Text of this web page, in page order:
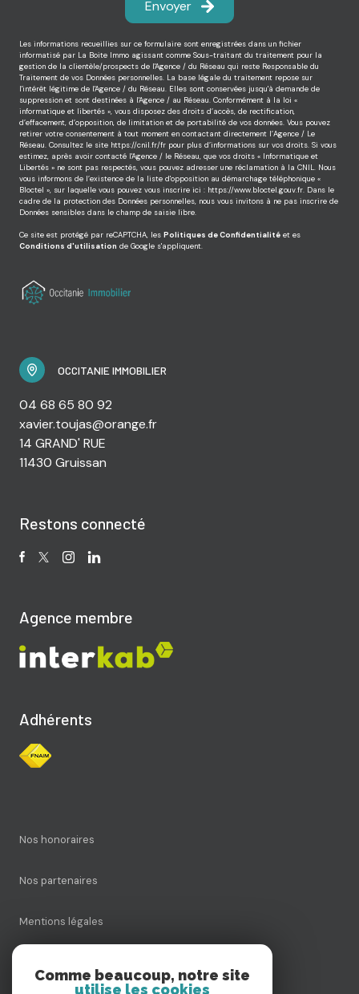
Envoyer
Les informations recueillies sur ce formulaire sont enregistrées dans un fichier
informatisé par La Boite Immo agissant comme Sous-traitant du traitement pour la
gestion de la clientèle/prospects de l'Agence / du Réseau qui reste Responsable du
Traitement de vos Données personnelles. La base légale du traitement repose sur
l'intérêt légitime de l'Agence / du Réseau. Elles sont conservées jusqu'à demande de
suppression et sont destinées à l'Agence / au Réseau. Conformément à la loi «
informatique et libertés », vous disposez des droits d’accès, de rectification,
d’effacement, d’opposition, de limitation et de portabilité de vos données. Vous pouvez
retirer votre consentement à tout moment en contactant directement l’Agence / Le
Réseau. Consultez le site https://cnil.fr/fr pour plus d’informations sur vos droits. Si vous
estimez, après avoir contacté l'Agence / le Réseau, que vos droits « Informatique et
Libertés » ne sont pas respectés, vous pouvez adresser une réclamation à la CNIL. Nous
vous informons de l’existence de la liste d'opposition au démarchage téléphonique «
Bloctel », sur laquelle vous pouvez vous inscrire ici : https://www.bloctel.gouv.fr. Dans le
cadre de la protection des Données personnelles, nous vous invitons à ne pas inscrire de
Données sensibles dans le champ de saisie libre.
Ce site est protégé par reCAPTCHA, les Politiques de Confidentialité et es
Conditions d'utilisation de Google s'appliquent.
OCCITANIE IMMOBILIER
04 68 65 80 92
xavier.toujas@orange.fr
14 GRAND' RUE
11430 Gruissan
Restons connecté
Agence membre
Adhérents
Nos honoraires
Nos partenaires
Mentions légales
Comme beaucoup, notre site
utilise les cookies